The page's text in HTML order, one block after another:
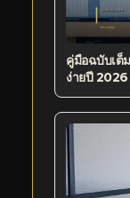
คู่มือฉบับเต็
ง่ายปี 2026